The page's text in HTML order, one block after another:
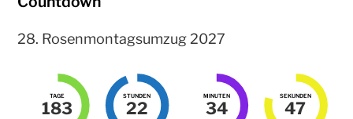
28. Rosenmontagsumzug 2027
TAGE
183
STUNDEN
22
MINUTEN
34
SEKUNDEN
47